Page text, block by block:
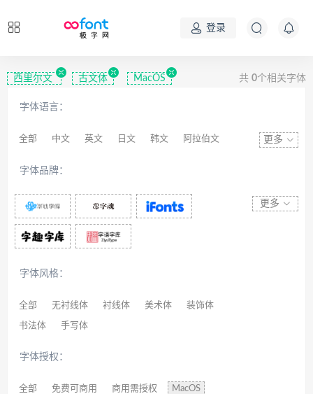
登录
西里尔文 古文体 MacOS 共 0个相关字体
字体语言：
全部 中文 英文 日文 韩文 阿拉伯文
拉丁文 八思巴文
更多
字体品牌：
更多
字体风格：
全部 无衬线体 衬线体 美术体 装饰体
书法体 手写体
字体授权：
全部 免费可商用 商用需授权 MacOS